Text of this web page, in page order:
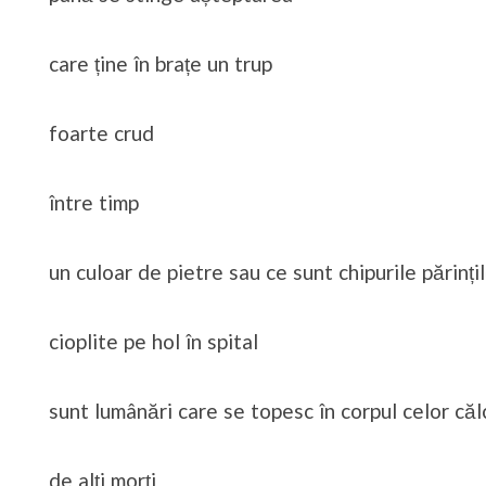
care ține în brațe un trup
foarte crud
între timp
un culoar de pietre sau ce sunt chipurile
cioplite pe hol în spital
sunt lumânări care se topesc în corpul celor
de alți morți